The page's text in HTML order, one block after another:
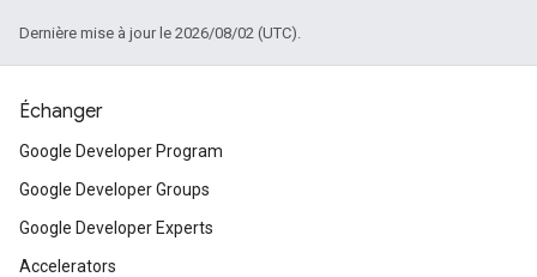
Dernière mise à jour le 2026/08/02 (UTC).
Échanger
Google Developer Program
Google Developer Groups
Google Developer Experts
Accelerators